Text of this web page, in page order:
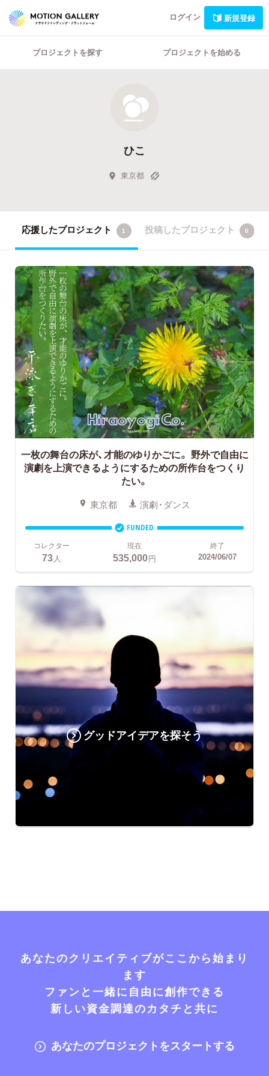
ログイン 新規登録
プロジェクトを探す プロジェクトを始める
ひこ
東京都
応援したプロジェクト 1 投稿したプロジェクト 0
一枚の舞台の床が、才能のゆりかごに。 野外で自由に
演劇を上演できるようにするための所作台をつくり
たい。
東京都 演劇・ダンス
FUNDED
コレクター
73 人
現在
535,000円
終了
2024/06/07
グッドアイデアを探そう
あなたのクリエイティブがここから始まり
ます
ファンと一緒に自由に創作できる
新しい資金調達のカタチと共に
あなたのプロジェクトをスタートする